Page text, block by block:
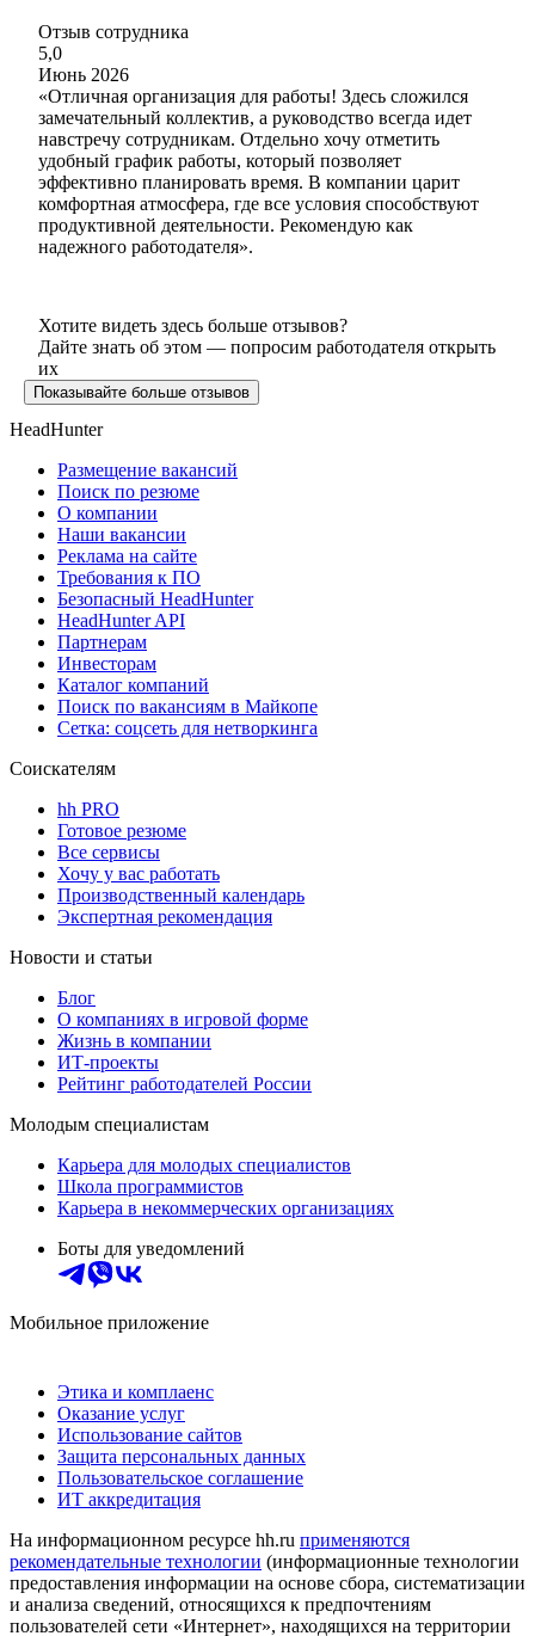
Отзыв сотрудника
5,0
Июнь 2026
«Отличная организация для работы! Здесь сложился
замечательный коллектив, а руководство всегда идет
навстречу сотрудникам. Отдельно хочу отметить
удобный график работы, который позволяет
эффективно планировать время. В компании царит
комфортная атмосфера, где все условия способствуют
продуктивной деятельности. Рекомендую как
надежного работодателя».
Хотите видеть здесь больше отзывов?
Дайте знать об этом — попросим работодателя открыть
их
Показывайте больше отзывов
HeadHunter
Размещение вакансий
Поиск по резюме
О компании
Наши вакансии
Реклама на сайте
Требования к ПО
Безопасный HeadHunter
HeadHunter API
Партнерам
Инвесторам
Каталог компаний
Поиск по вакансиям в Майкопе
Сетка: соцсеть для нетворкинга
Соискателям
hh PRO
Готовое резюме
Все сервисы
Хочу у вас работать
Производственный календарь
Экспертная рекомендация
Новости и статьи
Блог
О компаниях в игровой форме
Жизнь в компании
ИТ-проекты
Рейтинг работодателей России
Молодым специалистам
Карьера для молодых специалистов
Школа программистов
Карьера в некоммерческих организациях
Боты для уведомлений
Мобильное приложение
Этика и комплаенс
Оказание услуг
Использование сайтов
Защита персональных данных
Пользовательское соглашение
ИТ аккредитация
На информационном ресурсе hh.ru применяются
рекомендательные технологии (информационные технологии
предоставления информации на основе сбора, систематизации
и анализа сведений, относящихся к предпочтениям
пользователей сети «Интернет», находящихся на территории